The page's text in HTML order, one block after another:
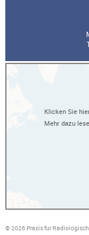
Klicken Sie
Mehr dazu
© 2026 Praxis fur